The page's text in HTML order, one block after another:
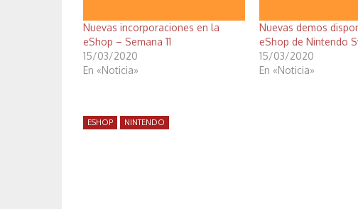
Nuevas incorporaciones en la
eShop – Semana 11
15/03/2020
En «Noticia»
Nuevas demos
eShop de Nintendo
15/03/2020
En «Noticia»
ESHOP NINTENDO